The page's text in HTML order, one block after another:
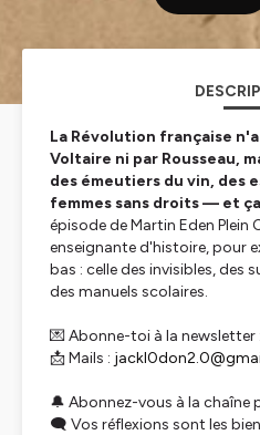
La Révolution française
Voltaire ni par Rousseau,
des émeutiers du vin, des
femmes sans droits — et
épisode deMartin Eden Plein
enseignante d'histoire, pour
bas : celle des invisibles, des
des manuels scolaires.
💌 Abonne-toi à la newsletter :
📩 Mails :
🔔 Abonnez-vous à la chaîne
🗨️ Vos réflexions sont les